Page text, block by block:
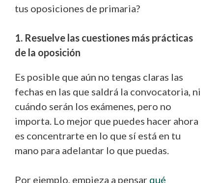
tus oposiciones de primaria?
1. Resuelve las cuestiones más prácticas
de la oposición
Es posible que aún no tengas claras las
fechas en las que saldrá la convocatoria, ni
cuándo serán los exámenes, pero no
importa. Lo mejor que puedes hacer ahora
es concentrarte en lo que sí está en tu
mano para adelantar lo que puedas.
Por ejemplo, empieza a pensar qué